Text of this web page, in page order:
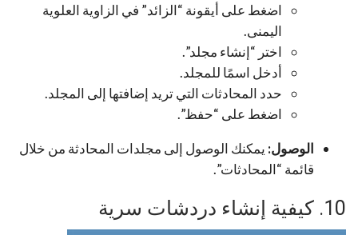
اضغط على أيقونة “الزائد” في الزاوية العلوية
اليمنى.
اختر “إنشاء مجلد”.
أدخل اسمًا للمجلد.
حدد المحادثات التي تريد إضافتها إلى المجلد.
اضغط على “حفظ”.
الوصول: يمكنك الوصول إلى مجلدات المحادثة من خلال
قائمة “المحادثات”.
10. كيفية إنشاء دردشات سرية